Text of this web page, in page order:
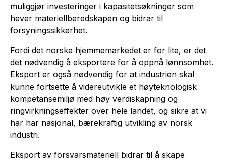
muliggjør investeringer i kapasitetsøkninger som
hever materiellberedskapen og bidrar til
forsyningssikkerhet.
Fordi det norske hjemmemarkedet er for lite, er det
det nødvendig å eksportere for å oppnå lønnsomhet.
Eksport er også nødvendig for at industrien skal
kunne fortsette å videreutvikle et høyteknologisk
kompetansemiljø med høy verdiskapning og
ringvirkningseffekter over hele landet, og sikre at vi
har har nasjonal, bærekraftig utvikling av norsk
industri.
Eksport av forsvarsmateriell bidrar til å skape